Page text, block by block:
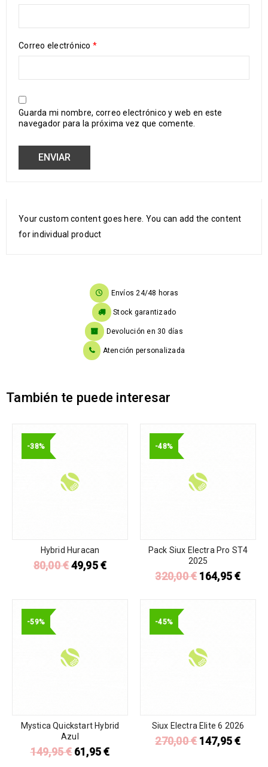
Correo electrónico *
Guarda mi nombre, correo electrónico y web en este
navegador para la próxima vez que comente.
Your custom content goes here. You can add the content
for individual product
Envíos 24/48 horas
Stock garantizado
Devolución en 30 días
Atención personalizada
También te puede interesar
-38%
Hybrid Huracan
80,00€49,95€
-48%
Pack Siux Electra Pro ST4
2025
320,00€ 164,95€
-59%
Mystica Quickstart Hybrid
Azul
149,95€ 61,95€
-45%
Siux Electra Elite 6 2026
270,00€ 147,95€